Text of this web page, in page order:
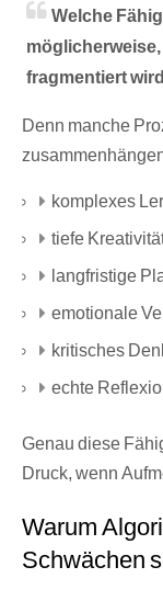
Welche
fragmentiert
Denn manche
komplexes
tiefe
langfristige
emotionale
kritisches
echte
Genau diese
Druck, wenn
Warum
Schwächen